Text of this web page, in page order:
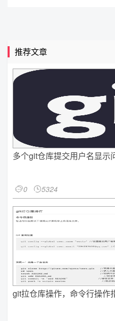
推荐文章
多个git仓库提交用户名显示
0 5324
git拉仓库操作，命令行操作